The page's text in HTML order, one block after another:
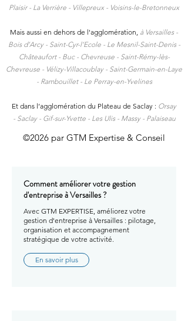
Plaisir - La Verrière - Villepreux - Voisins-le-Bretonneux
Mais aussi en dehors de l'agglomération, à Versailles -
Bois d’Arcy - Saint-Cyr-l’Ecole - Le Mesnil-Saint-Denis -
Châteaufort - Buc - Chevreuse - Saint-Rémy-lès-
Chevreuse - Vélizy-Villacoublay - Saint-Germain-en-Laye
- Rambouillet - Le Perray-en-Yvelines
Et dans l’agglomération du Plateau de Saclay : Orsay
- Saclay - Gif-sur-Yvette - Les Ulis - Massy - Palaiseau
©2026 par GTM Expertise & Conseil
Comment améliorer votre gestion
d'entreprise à Versailles ?
Avec GTM EXPERTISE, améliorez votre
gestion d'entreprise à Versailles : pilotage,
organisation et accompagnement
stratégique de votre activité.
En savoir plus